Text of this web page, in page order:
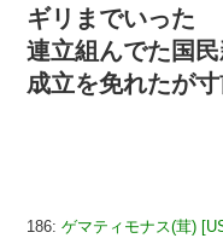
ギリまでいった
連立組んでた国
成立を免れたが
186: ゲマティモナス(茸)